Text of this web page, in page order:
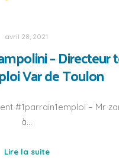
avril 28, 2021
– Directeur
Var de Toulon
#1parrain1emploi – Mr
à…
Lire la suite